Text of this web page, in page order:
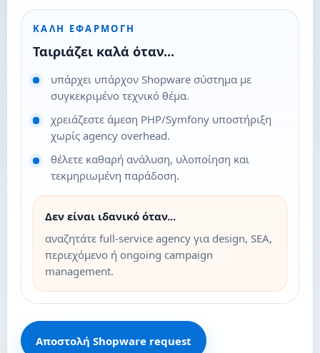
ΚΑΛΉ ΕΦΑΡΜΟΓΉ
Ταιριάζει καλά όταν...
υπάρχει υπάρχον Shopware σύστημα με
συγκεκριμένο τεχνικό θέμα.
χρειάζεστε άμεση PHP/Symfony υποστήριξη
χωρίς agency overhead.
θέλετε καθαρή ανάλυση, υλοποίηση και
τεκμηριωμένη παράδοση.
Δεν είναι ιδανικό όταν...
αναζητάτε full-service agency για design, SEA,
περιεχόμενο ή ongoing campaign
management.
Αποστολή Shopware request